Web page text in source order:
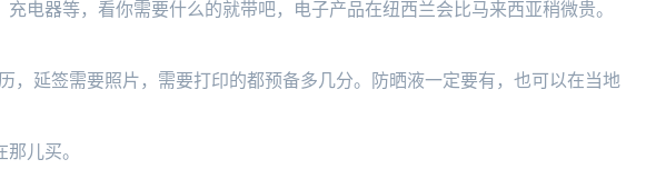
电器等，看你需要什么的就带吧，电子产品在纽西兰会比马来西亚稍微贵。
，延签需要照片，需要打印的都预备多几分。防晒液一定要有，也可以在当地
儿买。